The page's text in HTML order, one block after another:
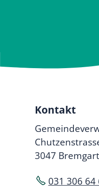
Kontakt
3047
031 306 64